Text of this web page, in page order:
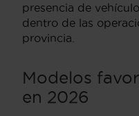
presencia de
dentro de las
provincia.
Modelos
en 2026